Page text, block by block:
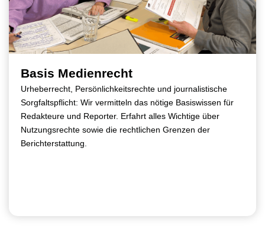
Basis Medienrecht
Urheberrecht, Persönlichkeitsrechte und journalistische
Sorgfaltspflicht: Wir vermitteln das nötige Basiswissen für
Redakteure und Reporter. Erfahrt alles Wichtige über
Nutzungsrechte sowie die rechtlichen Grenzen der
Berichterstattung.